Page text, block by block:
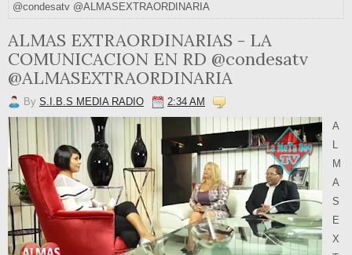
@condesatv @ALMASEXTRAORDINARIA
ALMAS EXTRAORDINARIAS - LA
COMUNICACION EN RD @condesatv
@ALMASEXTRAORDINARIA
By S.I.B.S MEDIA RADIO 2:34 AM
A
L
M
A
S
E
X